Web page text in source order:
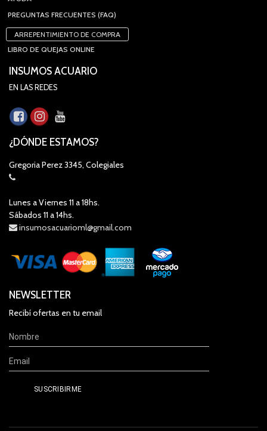
PREGUNTAS FRECUENTES (FAQ)
ARREPENTIMIENTO DE COMPRA
LIBRO DE QUEJAS ONLINE
INSUMOS ACUARIO
EN LAS REDES
¿DÓNDE ESTAMOS?
Gregoria Perez 3345, Colegiales
Lunes a Viernes 11 a 18hs.
Sábados 11 a 14hs.
insumosacuarioml@gmail.com
NEWSLETTER
Recibí ofertas en tu email